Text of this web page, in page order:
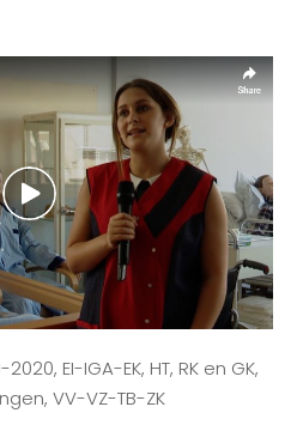
2020, EI-IGA-EK, HT, RK en GK,
, VV-VZ-TB-ZK